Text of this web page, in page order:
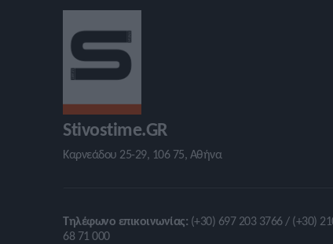
Stivostime.GR
Καρνεάδου 25-29, 106 75, Αθήνα
Τηλέφωνο επικοινωνίας: (+30) 697 203 3766 / (+30)
68 71 000